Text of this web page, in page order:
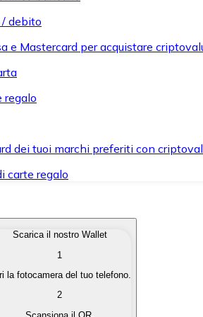
debito
e Mastercard per acquistare
regalo
dei tuoi marchi preferiti con
carte regalo
che ti interessano in modo
in valuta fiat quando ne hai
Scarica il nostro Wallet
1
la fotocamera del tuo telefono.
2